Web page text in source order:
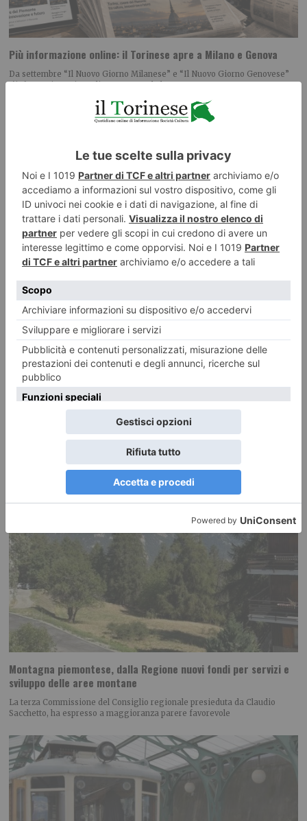
Più informazione online: il Torinese apre a Milano e Genova
Da settembre “Il Nuovo Giorno Milanese” e “Il Nuovo Giorno Genovese”
L’informazione si amplia, mantenendo lo
Incroci più accessibili: segnalatori acustici e chiamata per
quattro semafori trafficati
Quattro importanti incroci cittadini saranno dotati di nuovi dispositivi
acustici e sistemi di chiamata per
Montagna piemontese, dalla Regione nuovi fondi per servizi e
sviluppo delle aree montane
La terza Commissione del Consiglio regionale presieduta da Claudio
Sacchetto, ha espresso a maggioranza parere favorevole